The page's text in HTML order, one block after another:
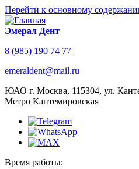
Перейти к основному
Эмерал Дент
8 (985) 190 74 77
emeraldent@mail.ru
ЮАО г. Москва, 115304, ул.
Метро Кантемировская
Время работы: